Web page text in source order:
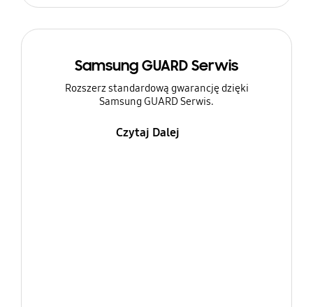
Samsung GUARD Serwis
Rozszerz standardową gwarancję dzięki
Samsung GUARD Serwis.
Czytaj Dalej